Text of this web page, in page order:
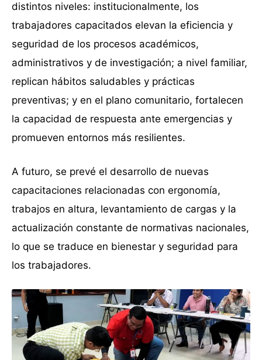
distintos niveles: institucionalmente, los
trabajadores capacitados elevan la eficiencia y
seguridad de los procesos académicos,
administrativos y de investigación; a nivel familiar,
replican hábitos saludables y prácticas
preventivas; y en el plano comunitario, fortalecen
la capacidad de respuesta ante emergencias y
promueven entornos más resilientes.
A futuro, se prevé el desarrollo de nuevas
capacitaciones relacionadas con ergonomía,
trabajos en altura, levantamiento de cargas y la
actualización constante de normativas nacionales,
lo que se traduce en bienestar y seguridad para
los trabajadores.